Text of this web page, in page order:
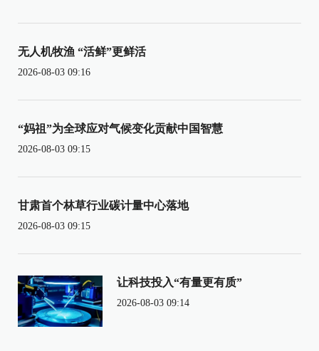
无人机牧渔 “活鲜”更鲜活
2026-08-03 09:16
“妈祖”为全球应对气候变化贡献中国智慧
2026-08-03 09:15
甘肃首个林草行业碳计量中心落地
2026-08-03 09:15
让科技投入“有量更有质”
2026-08-03 09:14